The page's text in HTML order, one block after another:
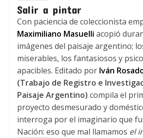
Salir a pintar
Con paciencia de coleccionista
Maximiliano Masuelli acopió
imágenes del paisaje argentino;
miserables, los fantasiosos y
apacibles. Editado por Iván
(Trabajo de Registro e
Paisaje Argentino) compila el
proyecto desmesurado y
interroga por el imaginario que
Nación: eso que mal llamamos el